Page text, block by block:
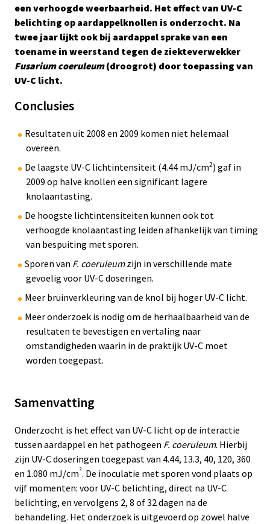
Ja(a)r(en) van onderzoek:
1
3
Het onderzoek is statistisch onderbouwd.
Betrouwbaarheidsscore onderbouwing
Het onderzoek is meerjarig uitgevoerd zonder
onderbouwing. Het is daarmee betrouwbaar.
een verhoogde weerbaarheid. Het effect van UV-C
belichting op aardappelknollen is onderzocht. Na
twee jaar lijkt ook bij aardappel sprake van een
toename in weerstand tegen de ziekteverwekker
Fusarium coeruleum(droogrot) door toepassing van
UV-C licht.
Conclusies
Resultaten uit 2008 en 2009 komen niet helemaal
overeen.
De laagste UV-C lichtintensiteit (4.44 mJ/cm2) gaf in
2009 op halve knollen een significant lagere
knolaantasting.
De hoogste lichtintensiteiten kunnen ook tot
verhoogde knolaantasting leiden afhankelijk van timing
van bespuiting met sporen.
Sporen van F. coeruleumzijn in verschillende mate
gevoelig voor UV-C doseringen.
Meer bruinverkleuring van de knol bij hoger UV-C licht.
Meer onderzoek is nodig om de herhaalbaarheid van de
resultaten te bevestigen en vertaling naar
omstandigheden waarin in de praktijk UV-C moet
worden toegepast.
Samenvatting
Onderzocht is het effect van UV-C licht op de interactie
tussen aardappel en het pathogeen F. coeruleum. Hierbij
zijn UV-C doseringen toegepast van 4.44, 13.3, 40, 120, 360
en 1.080 mJ/cm². De inoculatie met sporen vond plaats op
vijf momenten: voor UV-C belichting, direct na UV-C
belichting, en vervolgens 2, 8 of 32 dagen na de
behandeling. Het onderzoek is uitgevoerd op zowel halve